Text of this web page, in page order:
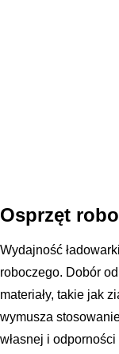
Osprzęt
Wydajność
roboczego. Dobór
materiały, takie jak
wymusza
własnej i